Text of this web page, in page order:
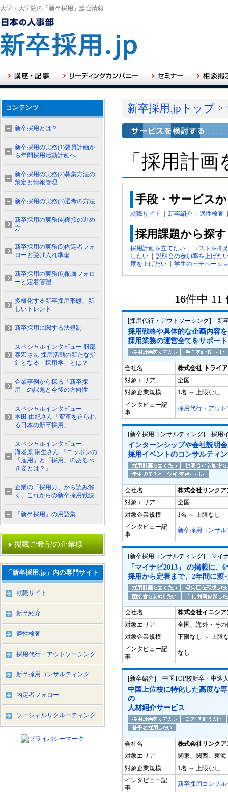
大学・大学院の「新卒採用」総合情報
新卒採用.jpトップ >
「採用計
手段・サービス
就職サイト 新卒紹介 適性検査
採用課題から探す
採用計画を立てたい
コストを抑
したい
説明会の参加率を上げた
度を上げたい
学生のモチベーシ
16件中 11
[採用代行・アウトソーシング] 新
採用戦略や具体的な企画内容
採用業務の運営全てをサポー
会社名
株式会社 トライ
対象エリア
全国
対象企業規模
1名 ～ 上限なし
インタビュー記
事
採用代行・アウ
[新卒採用コンサルティング] 採用
インターンシップや会社説明
採用イベントのコンサルティ
会社名
株式会社リンク
対象エリア
全国
対象企業規模
1名 ～ 上限なし
インタビュー記
事
新卒採用コンサル
[新卒採用コンサルティング] マイ
「マイナビ2013」 の掲載に
採用から定着まで、2年間に渡
会社名
株式会社イニシ
対象エリア
全国、海外・その
対象企業規模
下限なし ～ 上限
インタビュー記
事
なし
[新卒紹介] 中国TOP校新卒・中途
中国上位校に特化した高度な
の
人材紹介サービス
会社名
株式会社リンク
対象エリア
関東、関西、東海
対象企業規模
1名 ～ 上限なし
インタビュー記
事
新卒採用コンサル
コンテンツ
新卒採用とは？
新卒採用の実務(1)要員計画か
ら年間採用活動計画へ
新卒採用の実務(2)募集方法の
策定と情報管理
新卒採用の実務(3)選考の方法
新卒採用の実務(4)面接の進め
方
新卒採用の実務(5)内定者フォ
ローと受け入れ準備
新卒採用の実務(6)配属フォロ
ーと定着管理
多様化する新卒採用形態、新
しいトレンド
新卒採用に関する法規制
スペシャルインタビュー 服部
泰宏さん 採用活動の新たな指
針となる「採用学」とは？
企業事例から探る「新卒採
用」の課題と今後の方向性
スペシャルインタビュー
本田 由紀さん「変革を迫られ
る日本の新卒採用」
スペシャルインタビュー
海老原 嗣生さん 『ニッポンの
「雇用」と「採用」のあるべ
き姿とは？』
企業の「採用力」から読み解
く、これからの新卒採用戦線
「新卒採用」の用語集
掲載ご希望の企業様
「新卒採用.jp」内の専門サイト
就職サイト
新卒紹介
適性検査
採用代行・アウトソーシング
新卒採用コンサルティング
内定者フォロー
ソーシャルリクルーティング